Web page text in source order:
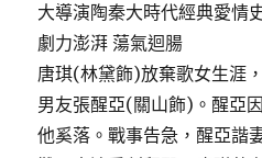
大導演陶秦大時代經典愛情
劇力澎湃 蕩氣迴腸
唐琪(林黛飾)放棄歌女生涯
男友張醒亞(關山飾)。醒亞
他奚落。戰事告急，醒亞諧